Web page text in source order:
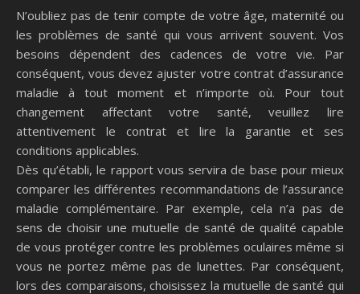
N’oubliez pas de tenir compte de votre âge, maternité ou
les problèmes de santé qui vous arrivent souvent. Vos
besoins dépendent des cadences de votre vie. Par
conséquent, vous devez ajuster votre contrat d’assurance
maladie à tout moment et n’importe où. Pour tout
changement affectant votre santé, veuillez lire
attentivement le contrat et lire la garantie et ses
conditions applicables.
Dès qu’établi, le rapport vous servira de base pour mieux
comparer les différentes recommandations de l’assurance
maladie complémentaire. Par exemple, cela n’a pas de
sens de choisir une mutuelle de santé de qualité capable
de vous protéger contre les problèmes oculaires même si
vous ne portez même pas de lunettes. Par conséquent,
lors des comparaisons, choisissez la mutuelle de santé qui